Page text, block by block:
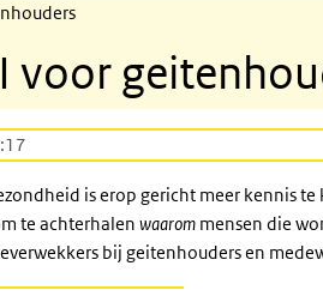
voor
is erop gericht meer kennis
te achterhalen waarom mensen die
bij geitenhouders en